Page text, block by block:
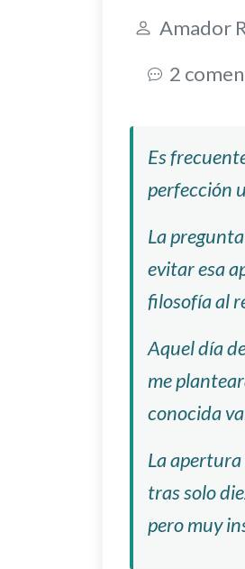
Amador
2
Es
perfección
La
evitar esa
filosofía al
Aquel día
me
conocida
La
tras solo
pero muy